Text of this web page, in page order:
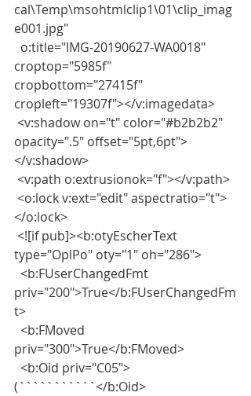
cal\Temp\msohtmlclip1\01\clip_imag
e001.jpg"
croptop="5985f"
cropbottom="27415f"
cropleft="19307f"></v:imagedata>
opacity=".5" offset="5pt,6pt">
</v:shadow>
<v:path o:extrusionok="f"></v:path>
</o:lock>
type="OplPo" oty="1" oh="286">
priv="200">True</b:FUserChangedFm
t>
priv="300">True</b:FMoved>
(```````````</b:Oid>